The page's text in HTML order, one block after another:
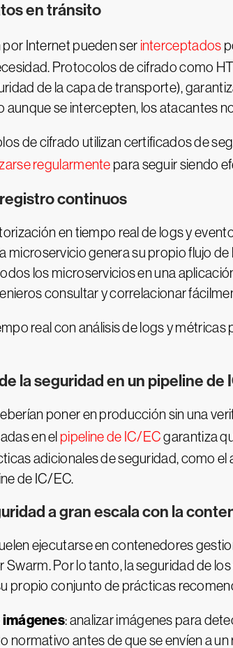
en tránsito
Internet pueden ser interceptados
Protocolos de cifrado como
de la capa de transporte),
aunque se intercepten, los atacantes
de cifrado utilizan certificados de
regularmente para seguir siendo
continuos
en tiempo real de logs y
microservicio genera su propio flujo
los microservicios en una
consultar y correlacionar
real con análisis de logs y
la seguridad en un pipeline de
poner en producción sin una
en el pipeline de IC/ECgarantiza
adicionales de seguridad, como
de IC/EC.
a gran escala con la
ejecutarse en contenedores
Swarm. Por lo tanto, la seguridad de
propio conjunto de prácticas
: analizar imágenes para
normativo antes de que se envíen a